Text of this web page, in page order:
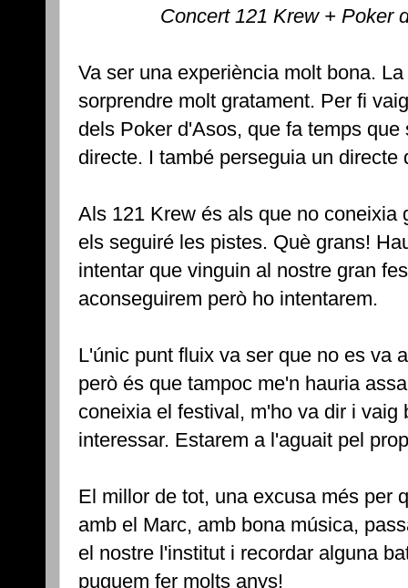
Concert 121 Krew + Poker
Va ser una experiència molt bona.
sorprendre molt gratament. Per fi
dels Poker d'Asos, que fa temps
directe. I també perseguia un directe
Als 121 Krew és als que no coneixia
els seguiré les pistes. Què grans!
intentar que vinguin al nostre gran
aconseguirem però ho intentarem.
L'únic punt fluix va ser que no es va
però és que tampoc me'n hauria
coneixia el festival, m'ho va dir i vaig
interessar. Estarem a l'aguait pel
El millor de tot, una excusa més per
amb el Marc, amb bona música,
el nostre l'institut i recordar alguna
puguem fer molts anys!